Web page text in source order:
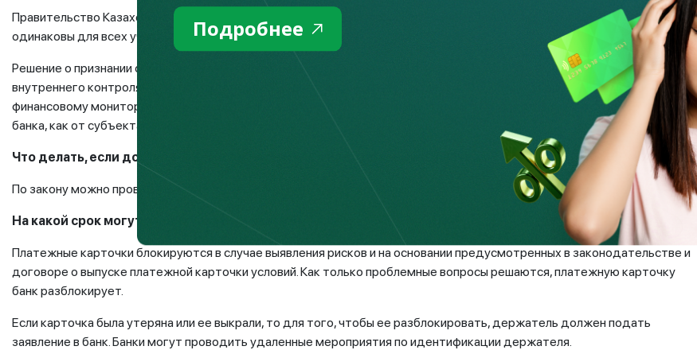
Правительство Казахстана утвердило признаки определения подозрительной (сомнительной) операции. Эти признаки
одинаковы для всех участников финансового рынка.
Решение о признании операции в качестве подозрительной принимается банками в соответствии с правилами
внутреннего контроля. При этом приостановление операции осуществляется на основании решения Комитета по
финансовому мониторингу Министерства финансов РК по итогам рассмотрения соответствующего сообщения от
банка, как от субъекта финансового мониторинга.
Что делать, если доступ к финансам перекрыт, а надо проводить платежи?
По закону можно проводить платежи без открытия банковского счета.
На какой срок могут ограничиваться платежи?
Платежные карточки блокируются в случае выявления рисков и на основании предусмотренных в законодательстве и
договоре о выпуске платежной карточки условий. Как только проблемные вопросы решаются, платежную карточку
банк разблокирует.
Если карточка была утеряна или ее выкрали, то для того, чтобы ее разблокировать, держатель должен подать
заявление в банк. Банки могут проводить удаленные мероприятия по идентификации держателя.
Подробнее